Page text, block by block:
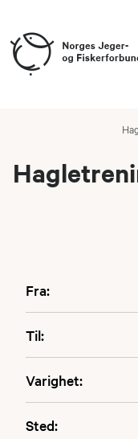
Fra:
Til:
Varighet:
Sted: